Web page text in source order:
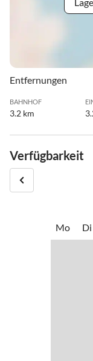
Entfernungen
BAHNHOF
3.2 km
Verfügbarkeit
Mo
Di